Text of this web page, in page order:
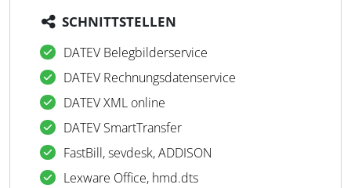
SCHNITTSTELLEN
DATEV Belegbilderservice
DATEV Rechnungsdatenservice
DATEV XML online
DATEV SmartTransfer
FastBill, sevdesk, ADDISON
Lexware Office, hmd.dts